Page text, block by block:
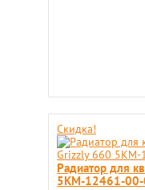
Скидка!
Радиатор для
5KM-12461-